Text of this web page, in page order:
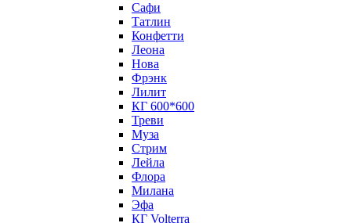
Сафи
Татлин
Конфетти
Леона
Нова
Фрэнк
Лилит
КГ 600*600
Треви
Муза
Стрим
Лейла
Флора
Милана
Эфа
КГ Volterra